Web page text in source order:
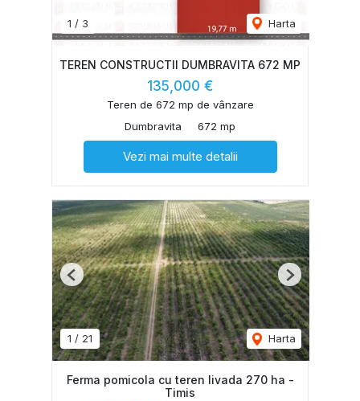
1 / 3 Harta
TEREN CONSTRUCTII DUMBRAVITA 672 MP
135,000 €
Teren de 672 mp de vânzare
Dumbravita
672 mp
Vezi mai multe detalii
1 / 21 Harta
Previous Next
Ferma pomicola cu teren livada 270 ha -
Timis